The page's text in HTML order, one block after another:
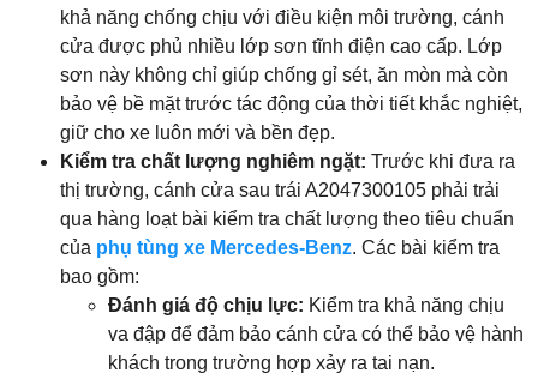
khả năng chống chịu với điều kiện môi trường, cánh
cửa được phủ nhiều lớp sơn tĩnh điện cao cấp. Lớp
sơn này không chỉ giúp chống gỉ sét, ăn mòn mà còn
bảo vệ bề mặt trước tác động của thời tiết khắc nghiệt,
giữ cho xe luôn mới và bền đẹp.
Kiểm tra chất lượng nghiêm ngặt: Trước khi đưa ra
thị trường, cánh cửa sau trái A2047300105 phải trải
qua hàng loạt bài kiểm tra chất lượng theo tiêu chuẩn
của phụ tùng xe Mercedes-Benz. Các bài kiểm tra
bao gồm:
Đánh giá độ chịu lực: Kiểm tra khả năng chịu
va đập để đảm bảo cánh cửa có thể bảo vệ hành
khách trong trường hợp xảy ra tai nạn.